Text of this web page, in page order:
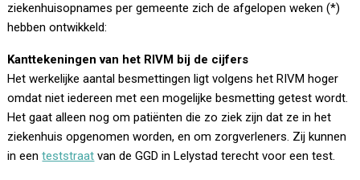
ziekenhuisopnames per gemeente zich de afgelopen weken (*)
hebben ontwikkeld:
Kanttekeningen van het RIVM bij de cijfers
Het werkelijke aantal besmettingen ligt volgens het RIVM hoger
omdat niet iedereen met een mogelijke besmetting getest wordt.
Het gaat alleen nog om patiënten die zo ziek zijn dat ze in het
ziekenhuis opgenomen worden, en om zorgverleners. Zij kunnen
in eenteststraat van de GGD in Lelystad terecht voor een test.